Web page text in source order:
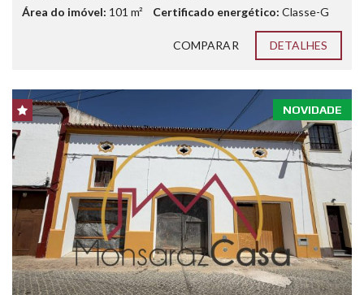
Área do imóvel: 101 m² Certificado energético: Classe-G
COMPARAR DETALHES
NOVIDADE